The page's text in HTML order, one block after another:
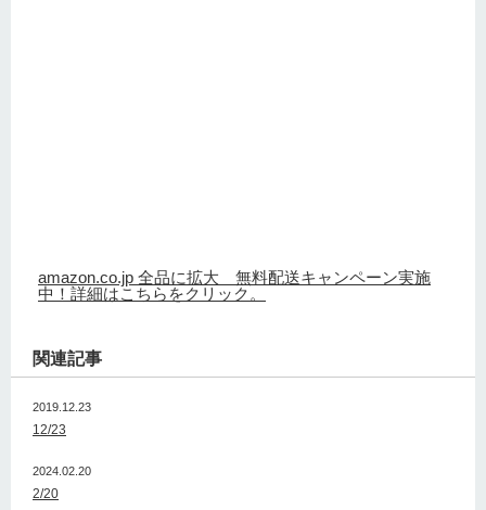
amazon.co.jp 全品に拡大 無料配送キャンペーン実施
中！詳細はこちらをクリック。
関連記事
2019.12.23
12/23
2024.02.20
2/20